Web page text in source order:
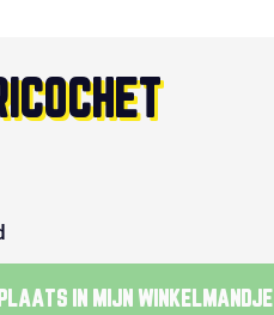
PLAATS IN MIJN WINKELMANDJE